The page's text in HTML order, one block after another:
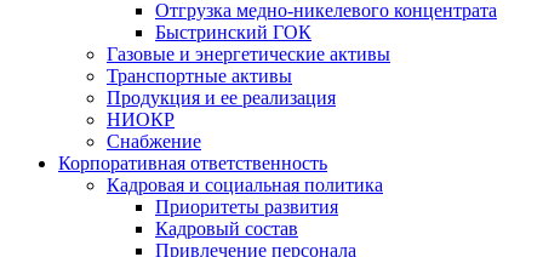
Отгрузка медно-никелевого концентрата
Быстринский ГОК
Газовые и энергетические активы
Транспортные активы
Продукция и ее реализация
НИОКР
Снабжение
Корпоративная ответственность
Кадровая и социальная политика
Приоритеты развития
Кадровый состав
Привлечение персонала